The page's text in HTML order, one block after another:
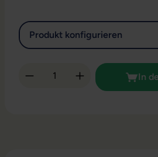
Produkt konfigurieren
Produkt Anzahl: GibIn